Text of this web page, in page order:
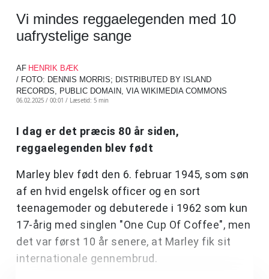
Vi mindes reggaelegenden med 10
uafrystelige sange
AF HENRIK BÆK
/ FOTO: DENNIS MORRIS; DISTRIBUTED BY ISLAND
RECORDS, PUBLIC DOMAIN, VIA WIKIMEDIA COMMONS
06.02.2025 / 00:01 / Læsetid: 5 min
I dag er det præcis 80 år siden,
reggaelegenden blev født
Marley blev født den 6. februar 1945, som søn
af en hvid engelsk officer og en sort
teenagemoder og debuterede i 1962 som kun
17-årig med singlen "One Cup Of Coffee", men
det var først 10 år senere, at Marley fik sit
internationale gennembrud.